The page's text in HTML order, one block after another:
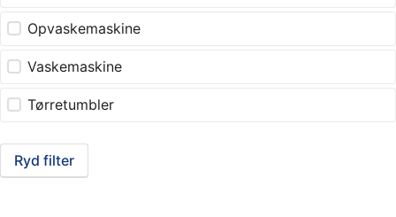
Opvaskemaskine
Vaskemaskine
Tørretumbler
Ryd filter